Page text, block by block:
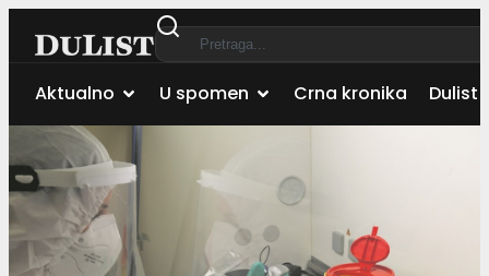
Aktualno U spomen Crna kronika Dulist